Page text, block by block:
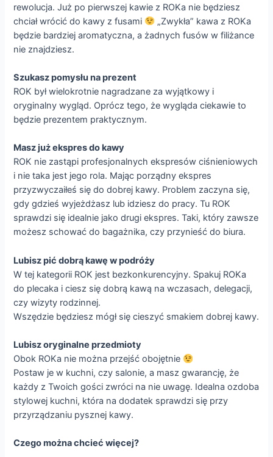
rewolucja. Już po pierwszej kawie z ROKa nie będziesz
chciał wrócić do kawy z fusami
„Zwykła” kawa z ROKa
będzie bardziej aromatyczna, a żadnych fusów w filiżance
nie znajdziesz.
Szukasz pomysłu na prezent
ROK był wielokrotnie nagradzane za wyjątkowy i
oryginalny wygląd. Oprócz tego, że wygląda ciekawie to
będzie prezentem praktycznym.
Masz już ekspres do kawy
ROK nie zastąpi profesjonalnych ekspresów ciśnieniowych
i nie taka jest jego rola. Mając porządny ekspres
przyzwyczaiłeś się do dobrej kawy. Problem zaczyna się,
gdy gdzieś wyjeżdżasz lub idziesz do pracy. Tu ROK
sprawdzi się idealnie jako drugi ekspres. Taki, który zawsze
możesz schować do bagażnika, czy przynieść do biura.
Lubisz pić dobrą kawę w podróży
W tej kategorii ROK jest bezkonkurencyjny. Spakuj ROKa
do plecaka i ciesz się dobrą kawą na wczasach, delegacji,
czy wizyty rodzinnej.
Wszędzie będziesz mógł się cieszyć smakiem dobrej kawy.
Lubisz oryginalne przedmioty
Obok ROKa nie można przejść obojętnie
Postaw je w kuchni, czy salonie, a masz gwarancję, że
każdy z Twoich gości zwróci na nie uwagę. Idealna ozdoba
stylowej kuchni, która na dodatek sprawdzi się przy
przyrządzaniu pysznej kawy.
Czego można chcieć więcej?